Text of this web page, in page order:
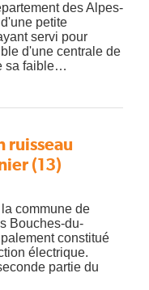
des Alpes-
petite
servi pour
d'une centrale de
sa faible…
ruisseau
(13)
commune de
Bouches-du-
constitué
électrique.
partie du